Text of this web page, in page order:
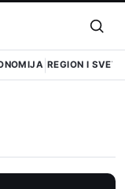
REGION I SVET